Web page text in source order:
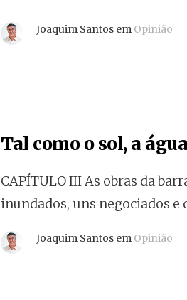
Joaquim Santos em Opinião
Tal como o sol, a
CAPÍTULO III As obras da
inundados, uns negociados
Joaquim Santos em Opinião